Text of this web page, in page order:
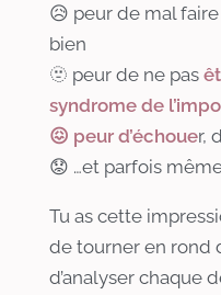
😥 peur de mal
bien
🫥 peur de ne pas
syndrome de
😖 peur d’échouer,
😟 …et parfois
Tu as cette
de tourner en rond
d’analyser chaque